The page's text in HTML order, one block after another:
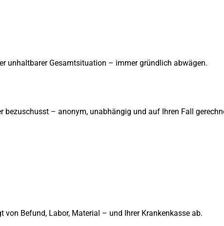
unhaltbarer Gesamtsituation – immer gründlich abwägen.
bezuschusst – anonym, unabhängig und auf Ihren Fall
Befund, Labor, Material – und Ihrer Krankenkasse ab.